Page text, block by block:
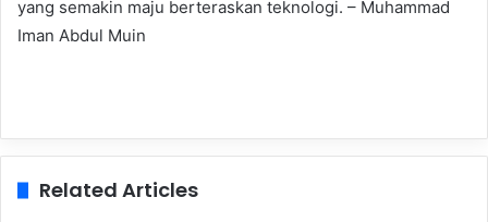
yang semakin maju berteraskan teknologi. – Muhammad
Iman Abdul Muin
Related Articles